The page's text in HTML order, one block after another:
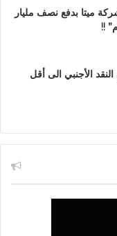
ميتا بدفع نصف مليار
!!
الأجنبي الى أقل